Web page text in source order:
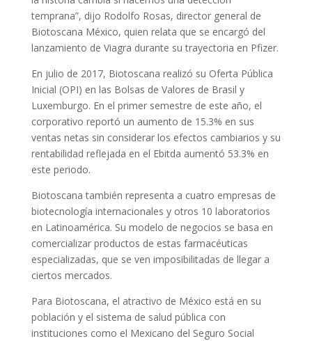
temprana”, dijo Rodolfo Rosas, director general de
Biotoscana México, quien relata que se encargó del
lanzamiento de Viagra durante su trayectoria en Pfizer.
En julio de 2017, Biotoscana realizó su Oferta Pública
Inicial (OPI) en las Bolsas de Valores de Brasil y
Luxemburgo. En el primer semestre de este año, el
corporativo reportó un aumento de 15.3% en sus
ventas netas sin considerar los efectos cambiarios y su
rentabilidad reflejada en el Ebitda aumentó 53.3% en
este periodo.
Biotoscana también representa a cuatro empresas de
biotecnología internacionales y otros 10 laboratorios
en Latinoamérica. Su modelo de negocios se basa en
comercializar productos de estas farmacéuticas
especializadas, que se ven imposibilitadas de llegar a
ciertos mercados.
Para Biotoscana, el atractivo de México está en su
población y el sistema de salud pública con
instituciones como el Mexicano del Seguro Social